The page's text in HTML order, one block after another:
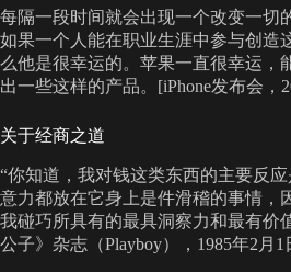
每隔一段时间就会出现一个改变一
如果一个人能在职业生涯中参与创造
么他是很幸运的。苹果一直很幸运，
出一些这样的产品。[iPhone发布会，
关于经商之道
“你知道，我对钱这类东西的主要反
意力都放在它身上是件滑稽的事情，
我碰巧所具有的最具洞察力和最有价
公子》杂志（Playboy），1985年2月1